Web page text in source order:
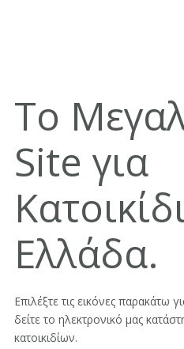
Το
Site για
Ελλάδα.
Επιλέξτε τις εικόνες παρακάτω
δείτε το ηλεκτρονικό μας
κατοικιδίων.